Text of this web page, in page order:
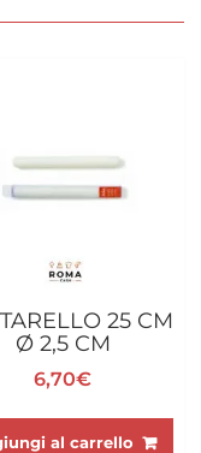
25 CM
Ø 2,5 CM
6,70€
al carrello